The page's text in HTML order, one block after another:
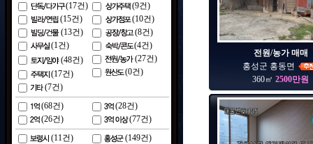
(17건) (9건)
(15건) (10건)
(13건) (8건)
(1건) (4건)
(48건)
(17건)
(27건)
(0건)
(7건)
(68건) (28건)
(26건) (77건)
(11건) (149건)
전원/농가 매매
홍성군 홍동면
360㎡ 2500만원